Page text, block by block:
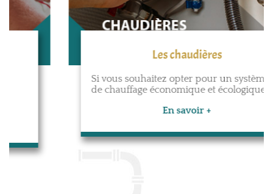
Les chaudières
Si vous souhaitez opter pour un système
de chauffage économique et écologique...